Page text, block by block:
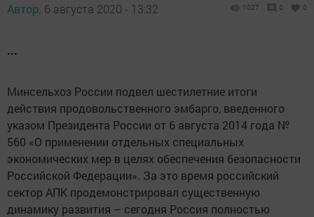
Автор, 6 августа 2020 - 13:32 1027 0 0
...
Минсельхоз России подвел шестилетние итоги
действия продовольственного эмбарго, введенного
указом Президента России от 6 августа 2014 года №
560 «О применении отдельных специальных
экономических мер в целях обеспечения безопасности
Российской Федерации». За это время российский
сектор АПК продемонстрировал существенную
динамику развития – сегодня Россия полностью